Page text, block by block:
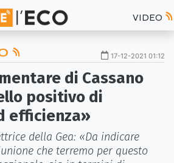
VIDEO
17-12-2021 01:12
di Cassano
positivo di
efficienza»
della Gea: «Da indicare
che terremo per questo